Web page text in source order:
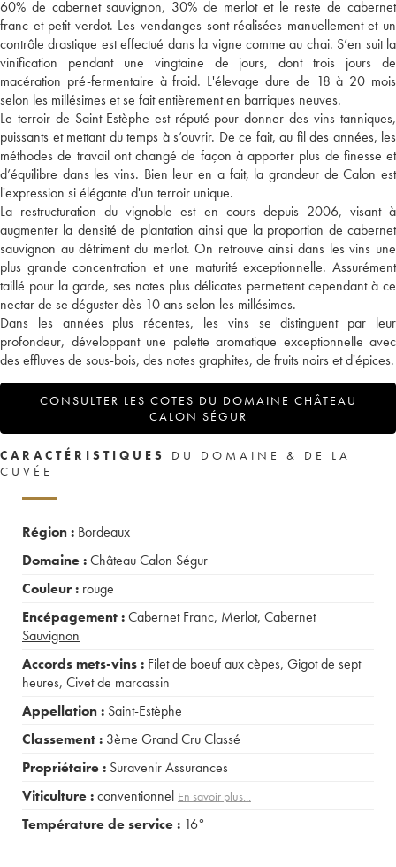
60% de cabernet sauvignon, 30% de merlot et le reste de cabernet
franc et petit verdot. Les vendanges sont réalisées manuellement et un
contrôle drastique est effectué dans la vigne comme au chai. S’en suit la
vinification pendant une vingtaine de jours, dont trois jours de
macération pré-fermentaire à froid. L'élevage dure de 18 à 20 mois
selon les millésimes et se fait entièrement en barriques neuves.
Le terroir de Saint-Estèphe est réputé pour donner des vins tanniques,
puissants et mettant du temps à s’ouvrir. De ce fait, au fil des années, les
méthodes de travail ont changé de façon à apporter plus de finesse et
d’équilibre dans les vins. Bien leur en a fait, la grandeur de Calon est
l'expression si élégante d'un terroir unique.
La restructuration du vignoble est en cours depuis 2006, visant à
augmenter la densité de plantation ainsi que la proportion de cabernet
sauvignon au détriment du merlot. On retrouve ainsi dans les vins une
plus grande concentration et une maturité exceptionnelle. Assurément
taillé pour la garde, ses notes plus délicates permettent cependant à ce
nectar de se déguster dès 10 ans selon les millésimes.
Dans les années plus récentes, les vins se distinguent par leur
profondeur, développant une palette aromatique exceptionnelle avec
des effluves de sous-bois, des notes graphites, de fruits noirs et d'épices.
CONSULTER LES COTES DU DOMAINE CHÂTEAU
CALON SÉGUR
CARACTÉRISTIQUES
DU DOMAINE & DE LA
CUVÉE
Région : Bordeaux
Domaine :Château Calon Ségur
Couleur : rouge
Encépagement :Cabernet Franc, Merlot, Cabernet
Sauvignon
Accords mets-vins : Filet de boeuf aux cèpes, Gigot de sept
heures, Civet de marcassin
Appellation : Saint-Estèphe
Classement : 3ème Grand Cru Classé
Propriétaire : Suravenir Assurances
Viticulture :conventionnel En savoir plus...
Température de service : 16°